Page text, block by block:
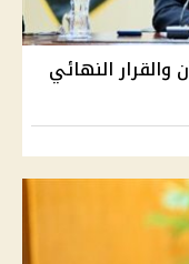
النهائي